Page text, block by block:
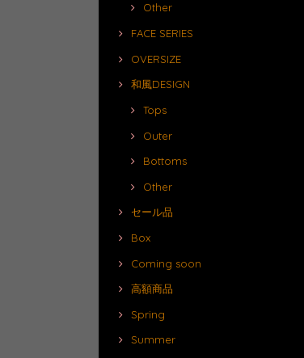
Other
FACE SERIES
OVERSIZE
和風DESIGN
Tops
Outer
Bottoms
Other
セール品
Box
Coming soon
高額商品
Spring
Summer